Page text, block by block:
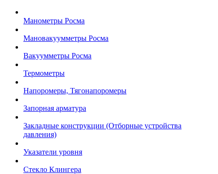
Манометры Росма
Мановакуумметры Росма
Вакуумметры Росма
Термометры
Напоромеры, Тягонапоромеры
Запорная арматура
Закладные конструкции (Отборные устройства
давления)
Указатели уровня
Стекло Клингера